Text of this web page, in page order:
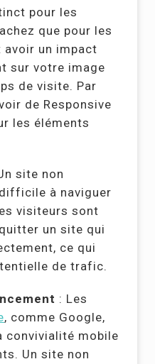
pour les
que pour les
un impact
sur votre image
de visite. Par
de Responsive
les éléments
site non
à naviguer
visiteurs sont
un site qui
ce qui
de trafic.
: Les
, comme Google,
convivialité mobile
Un site non